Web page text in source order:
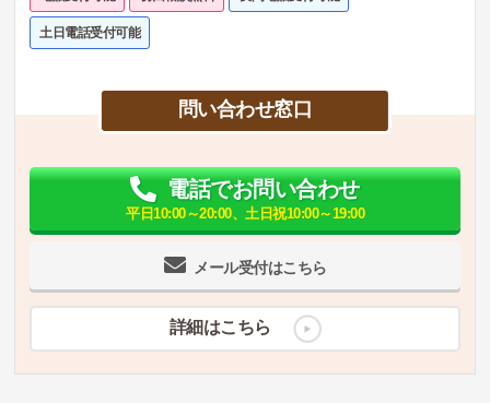
土日電話受付可能
問い合わせ窓口
メール受付はこちら
電話でお問い合わせ
平日10:00～20:00、土日祝10:00～19:00
詳細はこちら